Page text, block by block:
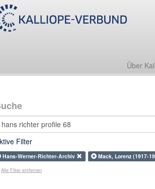
Über
Filter
Hans-Werner-Richter-Archiv Mack, Lorenz (1917-
Alle Filter entfernen